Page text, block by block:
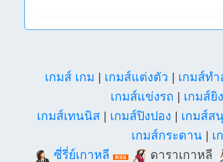
เกมส์ เกม | เกมส์แต่งตัว | เกมส์ท
เกมส์แข่งรถ | เกมส์ยิ
เกมส์เทนนิส| เกมส์ปิงปอง | เกมส์ส
เกมส์กระดาน | เ
ซี่รี่ย์เกาหลี
ดาราเกาหลี